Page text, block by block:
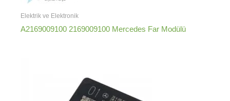
Elektrik ve Elektronik
A2169009100 2169009100 Mercedes Far Modülü